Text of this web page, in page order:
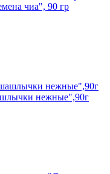
чиа", 90 гр
нежные",90г